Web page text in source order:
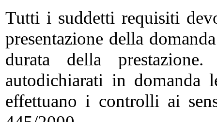
Tutti i suddetti requisiti
presentazione della
durata della
autodichiarati in domanda
effettuano i controlli ai